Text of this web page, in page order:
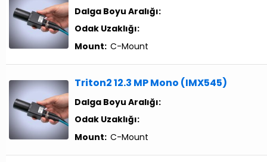
Dalga Boyu Aralığı:
Odak Uzaklığı:
Mount: C-Mount
Triton2 12.3 MP Mono (IMX545)
Dalga Boyu Aralığı:
Odak Uzaklığı:
Mount: C-Mount